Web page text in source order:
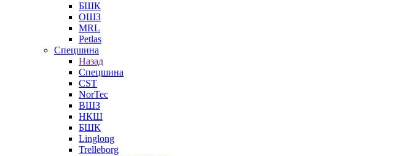
БШК
ОШЗ
MRL
Petlas
Спецшина
Назад
Спецшина
CST
NorTec
ВШЗ
НКШ
БШК
Linglong
Trelleborg